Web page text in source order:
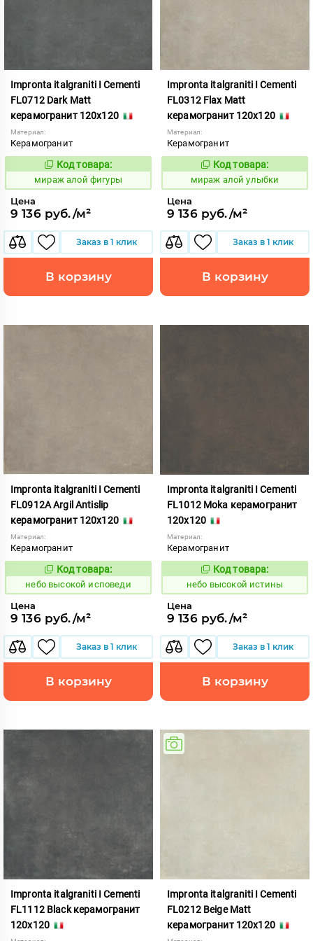
Impronta italgraniti I Cementi
FL0712 Dark Matt
керамогранит 120x120
Материал:
Керамогранит
984615
Код товара:
мираж алой фигуры
Цена
9 136 руб./м²
Заказ в 1 клик
В корзину
Impronta italgraniti I Cementi
FL0312 Flax Matt
керамогранит 120x120
Материал:
Керамогранит
984611
Код товара:
мираж алой улыбки
Цена
9 136 руб./м²
Заказ в 1 клик
В корзину
Impronta italgraniti I Cementi
FL0912A Argil Antislip
керамогранит 120x120
Материал:
Керамогранит
1111410
Код товара:
небо высокой исповеди
Цена
9 136 руб./м²
Заказ в 1 клик
В корзину
Impronta italgraniti I Cementi
FL1012 Moka керамогранит
120x120
Материал:
Керамогранит
1111411
Код товара:
небо высокой истины
Цена
9 136 руб./м²
Заказ в 1 клик
В корзину
Impronta italgraniti I Cementi
FL1112 Black керамогранит
120x120
Impronta italgraniti I Cementi
FL0212 Beige Matt
керамогранит 120x120